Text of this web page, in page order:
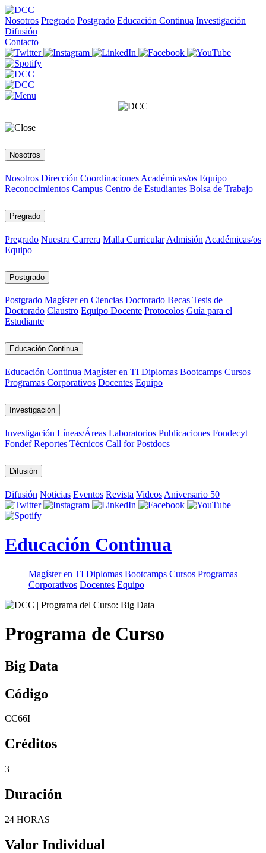
Nosotros Pregrado Postgrado Educación Continua Investigación
Difusión
Contacto
Nosotros
Nosotros Dirección Coordinaciones Académicas/os Equipo
Reconocimientos Campus Centro de Estudiantes Bolsa de Trabajo
Pregrado
Pregrado Nuestra Carrera Malla Curricular Admisión Académicas/os
Equipo
Postgrado
Postgrado Magíster en Ciencias Doctorado Becas Tesis de
Doctorado Claustro Equipo Docente Protocolos Guía para el
Estudiante
Educación Continua
Educación Continua Magíster en TI Diplomas Bootcamps Cursos
Programas Corporativos Docentes Equipo
Investigación
Investigación Líneas/Áreas Laboratorios Publicaciones Fondecyt
Fondef Reportes Técnicos Call for Postdocs
Difusión
Difusión Noticias Eventos Revista Videos Aniversario 50
Educación Continua
Magíster en TI Diplomas Bootcamps Cursos Programas
Corporativos Docentes Equipo
Programa de Curso
Big Data
Código
CC66I
Créditos
3
Duración
24 HORAS
Valor Individual